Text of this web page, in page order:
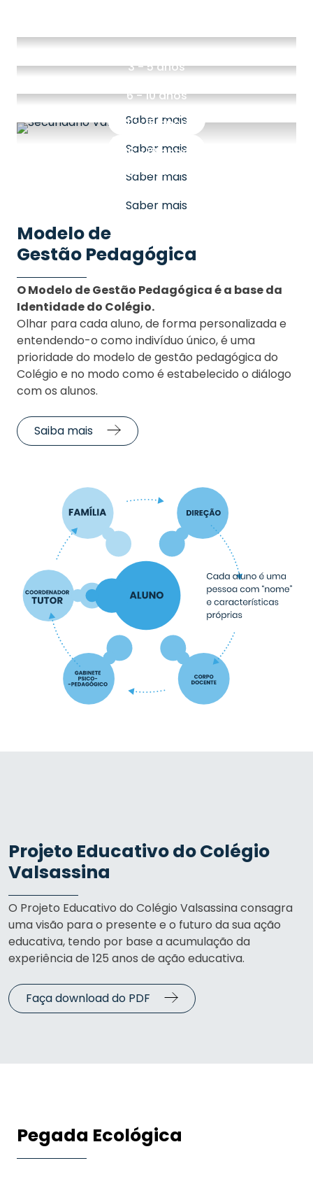
3 - 5 anos
Saber mais
6 - 10 anos
1.º Ciclo
Saber mais
11 - 15 anos
2º e 3º ciclos
Saber mais
16 - 18 anos
Secundário
Saber mais
Modelo de
Gestão Pedagógica
O Modelo de Gestão Pedagógica é a base da
Identidade do Colégio.
Olhar para cada aluno, de forma personalizada e
entendendo-o como indivíduo único, é uma
prioridade do modelo de gestão pedagógica do
Colégio e no modo como é estabelecido o diálogo
com os alunos.
Saiba mais
Projeto Educativo do Colégio
Valsassina
O Projeto Educativo do Colégio Valsassina consagra
uma visão para o presente e o futuro da sua ação
educativa, tendo por base a acumulação da
experiência de 125 anos de ação educativa.
Faça download do PDF
Pegada Ecológica